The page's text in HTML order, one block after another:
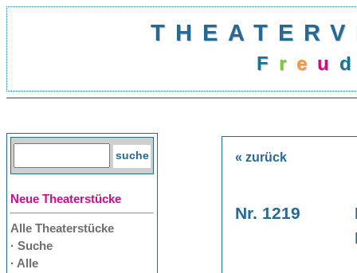
F r e u d
Neue Theaterstücke
Alle Theaterstücke
· Suche
· Alle
« zurück
Nr. 1219